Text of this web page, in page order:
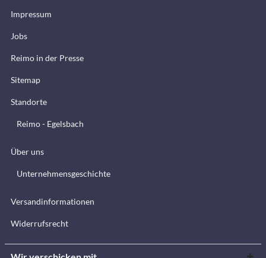
Impressum
Jobs
Reimo in der Presse
Sitemap
Standorte
Reimo - Egelsbach
Über uns
Unternehmensgeschichte
Versandinformationen
Widerrufsrecht